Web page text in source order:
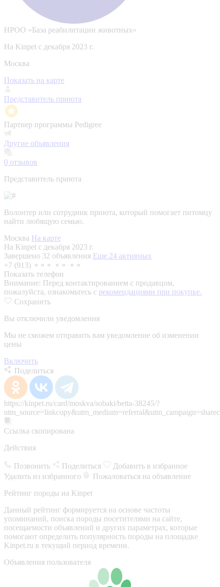
НРОО «База реабилитации животных»
На Kinpet c декабря 2023 г.
Москва
Показать на карте
Представитель приюта
Партнер программы Pedigree
Другие объявления
0 отзывов
Представитель приюта
Волонтер или сотрудник приюта, который помогает питомцу
найти любящую семью.
Москва На карте
На Kinpet c декабря 2023 г.
Завершено 32 объявления Еще 24 активных
+7 (913) ⚬⚬⚬ ⚬⚬ ⚬⚬
Показать телефон
Внимание: Перед контактированием с продавцом,
пожалуйста, ознакомьтесь с рекомендациями при покупке.
Сохранить
Вы отключили уведомления
Мы не сможем отправить вам уведомление об изменении
цены
Включить
Поделиться
https://kinpet.ru/card/moskva/sobaki/betta-38245/?
Ссылка скопирована
Действия
Позвонить Поделиться
Добавить в избранное
Удалить из избранного
Пожаловаться на объявление
Рейтинг породы на Kinpet
Данный рейтинг формируется на основе частоты
упоминаний, поиска породы посетителями на сайте,
посещаемости объявлений и других параметрах, которые
помогают определить популярность породы на площадке
Kinpet.ru в текущий период времени.
Объявления пользователя